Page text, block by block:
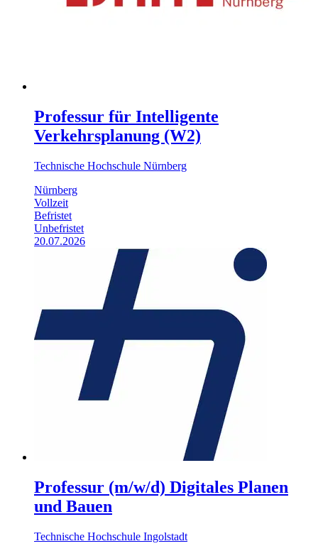
Professur für Intelligente
Verkehrsplanung (W2)
Technische Hochschule Nürnberg
Nürnberg
Vollzeit
Befristet
Unbefristet
20.07.2026
Professur (m/w/d) Digitales Planen
und Bauen
Technische Hochschule Ingolstadt